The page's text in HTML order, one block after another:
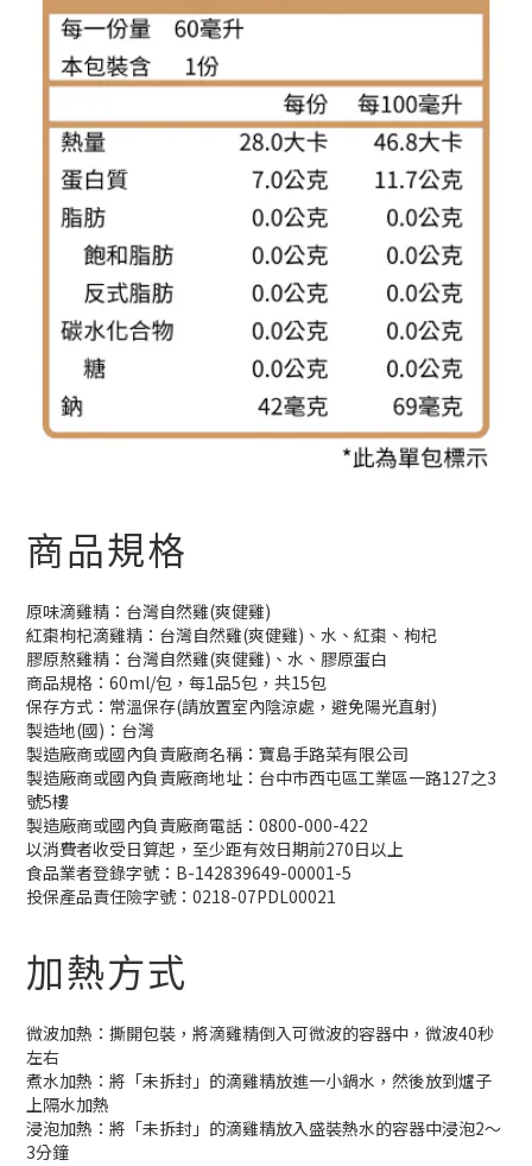
商品規格
原味滴雞精：台灣自然雞(爽健雞)
紅棗枸杞滴雞精：台灣自然雞(爽健雞)、水、紅棗、枸杞
膠原熬雞精：台灣自然雞(爽健雞)、水、膠原蛋白
商品規格：60ml/包，每1品5包，共15包
保存方式：常溫保存(請放置室內陰涼處，避免陽光直射)
製造地(國)：台灣
製造廠商或國內負責廠商名稱：寶島手路菜有限公司
製造廠商或國內負責廠商地址：台中市西屯區工業區一路127之3
號5樓
製造廠商或國內負責廠商電話：0800-000-422
以消費者收受日算起，至少距有效日期前270日以上
食品業者登錄字號：B-142839649-00001-5
投保產品責任險字號：0218-07PDL00021
加熱方式
微波加熱：撕開包裝，將滴雞精倒入可微波的容器中，微波40秒
左右
煮水加熱：將「未拆封」的滴雞精放進一小鍋水，然後放到爐子
上隔水加熱
浸泡加熱：將「未拆封」的滴雞精放入盛裝熱水的容器中浸泡2～
3分鐘